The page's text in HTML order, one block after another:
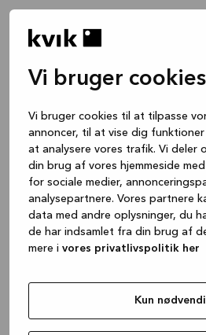
Vi bruger cookies
Vi bruger cookies til at tilpasse
annoncer, til at vise dig
at analysere vores trafik. Vi deler
din brug af vores hjemmeside
for sociale medier,
analysepartnere. Vores partnere
data med andre oplysninger, du
de har indsamlet fra din brug af
mere i vores privatlivspolitik her
Kun